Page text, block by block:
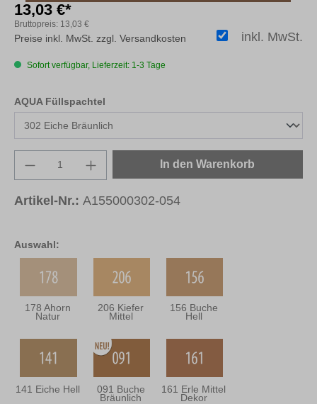
Auswahl:
178 Ahorn
Natur
206 Kiefer
Mittel
156 Buche
Hell
141 Eiche Hell 091 Buche
Bräunlich
161 Erle Mittel
Dekor
13,03 €*
Bruttopreis: 13,03 €
inkl. MwSt.
Preise inkl. MwSt. zzgl. Versandkosten
Sofort verfügbar, Lieferzeit: 1-3 Tage
AQUA Füllspachtel
Produkt Anzahl: Gib den gewünschten
In den Warenkorb
Artikel-Nr.: A155000302-054